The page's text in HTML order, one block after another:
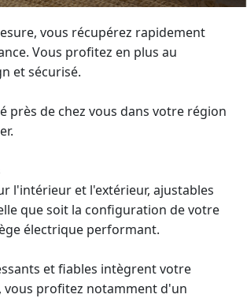
, vous récupérez rapidement
Vous profitez en plus au
et sécurisé.
près de chez vous dans votre région
.
l'intérieur et l'extérieur, ajustables
que soit la configuration de votre
électrique performant.
et fiables intègrent votre
vous profitez notamment d'un